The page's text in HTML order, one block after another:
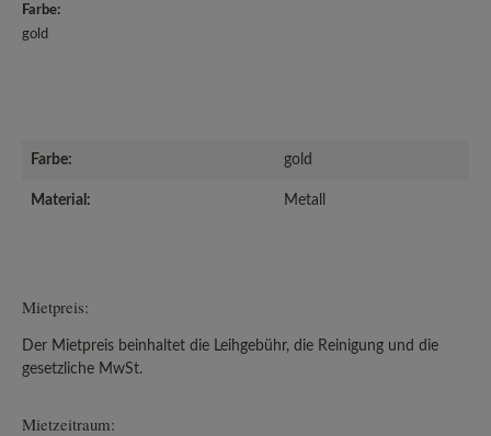
Farbe:
gold
Farbe: gold
Material: Metall
Mietpreis:
Der Mietpreis beinhaltet die Leihgebühr, die Reinigung und die
gesetzliche MwSt.
Mietzeitraum: